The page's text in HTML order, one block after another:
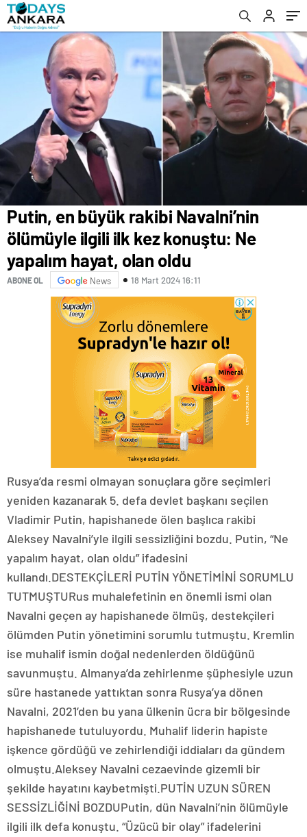
oldu
Putin, en büyük rakibi Navalni’nin
ölümüyle ilgili ilk kez konuştu: Ne
yapalım hayat, olan oldu
ABONE OL News 18 Mart 2024 16:11
Rusya’da resmi olmayan sonuçlara göre seçimleri
yeniden kazanarak 5. defa devlet başkanı seçilen
Vladimir Putin, hapishanede ölen başlıca rakibi
Aleksey Navalni’yle ilgili sessizliğini bozdu. Putin, “Ne
yapalım hayat, olan oldu” ifadesini
kullandı.DESTEKÇİLERİ PUTİN YÖNETİMİNİ SORUMLU
TUTMUŞTURus muhalefetinin en önemli ismi olan
Navalni geçen ay hapishanede ölmüş, destekçileri
ölümden Putin yönetimini sorumlu tutmuştu. Kremlin
ise muhalif ismin doğal nedenlerden öldüğünü
savunmuştu. Almanya’da zehirlenme şüphesiyle uzun
süre hastanede yattıktan sonra Rusya’ya dönen
Navalni, 2021’den bu yana ülkenin ücra bir bölgesinde
hapishanede tutuluyordu. Muhalif liderin hapiste
işkence gördüğü ve zehirlendiği iddiaları da gündem
olmuştu.Aleksey Navalni cezaevinde gizemli bir
şekilde hayatını kaybetmişti.PUTİN UZUN SÜREN
SESSİZLİĞİNİ BOZDUPutin, dün Navalni’nin ölümüyle
ilgili ilk defa konuştu. “Üzücü bir olay” ifadelerini